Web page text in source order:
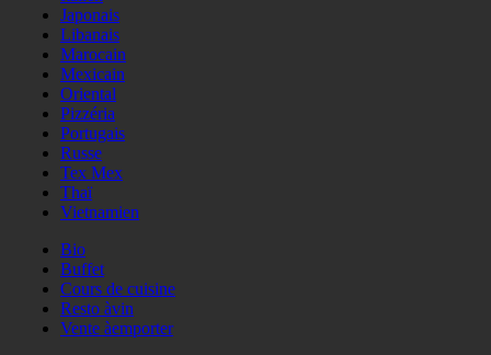
Japonais
Libanais
Marocain
Mexicain
Oriental
Pizzéria
Portugais
Russe
Tex Mex
Thaï
Vietnamien
Bio
Buffet
Cours de cuisine
Resto àvin
Vente àemporter